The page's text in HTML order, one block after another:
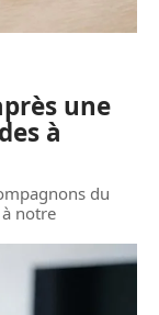
une
à
du
notre